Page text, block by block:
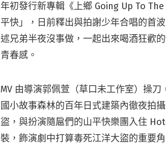
年初發行新專輯《上鄉 Going Up To
平快」，日前釋出與拍謝少年合唱的首
述兄弟半夜沒事做，一起出來喝酒狂歡
青春感。
MV 由導演郭佩萱（草口未工作室）操
國小故事森林的百年日式建築內徹夜拍
盜，與扮演隨扈們的山平快樂團入住
裝，飾演劇中打算毒死江洋大盜的重要